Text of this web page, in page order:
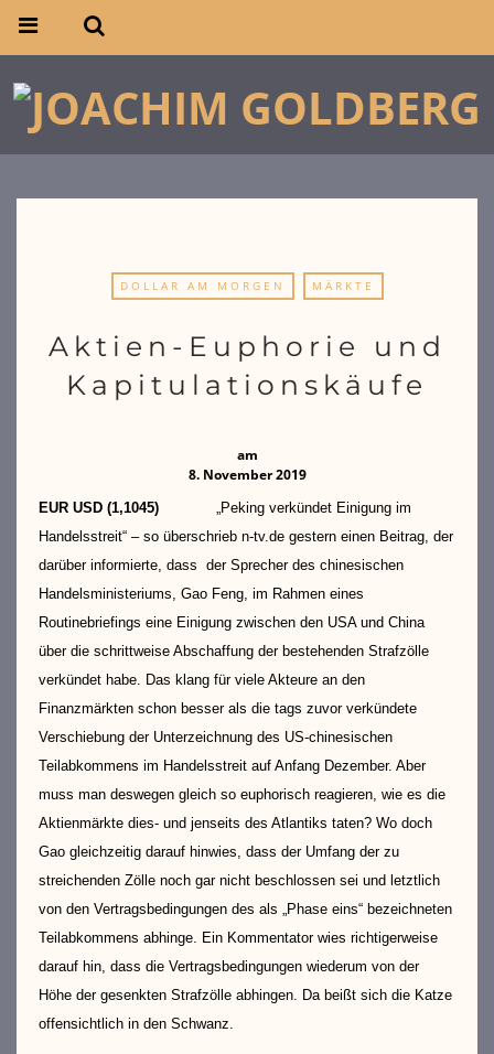
DOLLAR AM MORGEN MÄRKTE
Aktien-Euphorie und
Kapitulationskäufe
am
8. November 2019
EUR USD (1,1045) „Peking verkündet Einigung im
Handelsstreit“ – so überschrieb n-tv.de gestern einen Beitrag, der
darüber informierte, dass der Sprecher des chinesischen
Handelsministeriums, Gao Feng, im Rahmen eines
Routinebriefings eine Einigung zwischen den USA und China
über die schrittweise Abschaffung der bestehenden Strafzölle
verkündet habe. Das klang für viele Akteure an den
Finanzmärkten schon besser als die tags zuvor verkündete
Verschiebung der Unterzeichnung des US-chinesischen
Teilabkommens im Handelsstreit auf Anfang Dezember. Aber
muss man deswegen gleich so euphorisch reagieren, wie es die
Aktienmärkte dies- und jenseits des Atlantiks taten? Wo doch
Gao gleichzeitig darauf hinwies, dass der Umfang der zu
streichenden Zölle noch gar nicht beschlossen sei und letztlich
von den Vertragsbedingungen des als „Phase eins“ bezeichneten
Teilabkommens abhinge. Ein Kommentator wies richtigerweise
darauf hin, dass die Vertragsbedingungen wiederum von der
Höhe der gesenkten Strafzölle abhingen. Da beißt sich die Katze
offensichtlich in den Schwanz.